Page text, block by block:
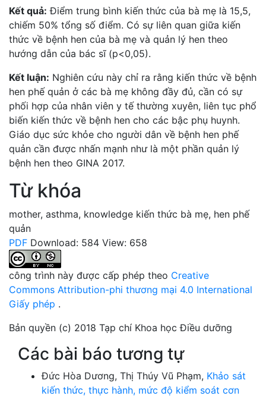
Kết quả: Điểm trung bình kiến thức của bà mẹ là 15,5,
chiếm 50% tổng số điểm. Có sự liên quan giữa kiến
thức về bệnh hen của bà mẹ và quản lý hen theo
hướng dẫn của bác sĩ (p<0,05).
Kết luận: Nghiên cứu này chỉ ra rằng kiến thức về bệnh
hen phế quản ở các bà mẹ không đầy đủ, cần có sự
phối hợp của nhân viên y tế thường xuyên, liên tục phổ
biến kiến thức về bệnh hen cho các bậc phụ huynh.
Giáo dục sức khỏe cho người dân về bệnh hen phế
quản cần được nhấn mạnh như là một phần quản lý
bệnh hen theo GINA 2017.
Từ khóa
mother, asthma, knowledge kiến thức bà mẹ, hen phế
quản
PDF Download: 584 View: 658
công trình này được cấp phép theo Creative
Commons Attribution-phi thương mại 4.0 International
Giấy phép .
Bản quyền (c) 2018 Tạp chí Khoa học Điều dưỡng
Các bài báo tương tự
Đức Hòa Dương, Thị Thúy Vũ Phạm, Khảo sát
kiến thức, thực hành, mức độ kiểm soát cơn